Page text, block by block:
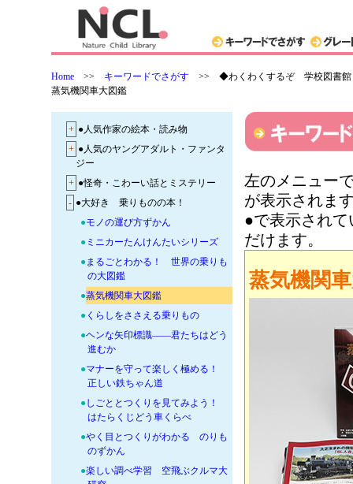
Home >> キーワードでさがす >> ◆わくわくするぞ 学校図書
蒸気機関車大図鑑
◆わくわくするぞ 学校図書館！
●映画化・TV化 話題の本
+ ●新刊大集合！ 絵本がいっぱい
+
●新刊大集合！ 読み物がいっぱい
+ ●これぞ定番！ロングセラー絵本と
読み物
+ ●人気作家の絵本・読み物
+ ●人気のヤングアダルト・ファンタ
ジー
+ ●怪奇・こわーい話とミステリー
- ●大好き 乗りものの本！
●モノの運び方ずかん
●ミニカーたんけんたいシリーズ
●まるごとわかる！ 世界の乗りも
の大図鑑
●蒸気機関車大図鑑
●くらしをささえる乗りもの
●ヘンな矢印標識——君たちはどう
進むか
●マナーを守って楽しく極める！
正しい鉄ちゃん道
●しごととつくりを見てみよう！
はたらくじどう車くらべ
●やく目とつくりがわかる のりも
のずかん
●楽しい調べ学習 空飛ぶクルマ大
左のメニュー
が表示されま
●で表示され
だけます。
蒸気機関